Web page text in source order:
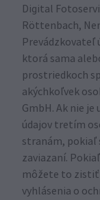
Digital
Röttenbach,
Prevádzkovateľ
ktorá sama
prostriedkoch
akýchkoľvek
GmbH. Ak nie je
údajov tretím
stranám, pokiaľ
zaviazaní.
môžete to zistiť
vyhlásenia o